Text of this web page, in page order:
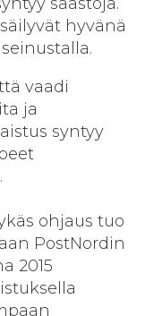
hyvänä
vaadi
ja
syntyy
ohjaus tuo
PostNordin
2015